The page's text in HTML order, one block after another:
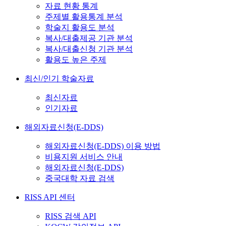
자료 현황 통계
주제별 활용통계 분석
학술지 활용도 분석
복사/대출제공 기관 분석
복사/대출신청 기관 분석
활용도 높은 주제
최신/인기 학술자료
최신자료
인기자료
해외자료신청(E-DDS)
해외자료신청(E-DDS) 이용 방법
비용지원 서비스 안내
해외자료신청(E-DDS)
중국대학 자료 검색
RISS API 센터
RISS 검색 API